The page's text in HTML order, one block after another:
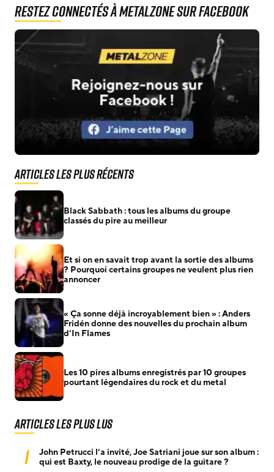
Restez connectés à MetalZone sur Facebook
Articles les plus récents
Black Sabbath : tous les albums du groupe
classés du pire au meilleur
Et si on en savait trop avant la sortie des albums
? Pourquoi certains groupes ne veulent plus rien
annoncer
« Ça sonne déjà incroyablement bien » : Anders
Fridén donne des nouvelles du prochain album
d’In Flames
Les 10 pires albums enregistrés par 10 groupes
pourtant légendaires du rock et du metal
Articles les plus lus
1
John Petrucci l’a invité, Joe Satriani joue sur son album :
qui est Baxty, le nouveau prodige de la guitare ?